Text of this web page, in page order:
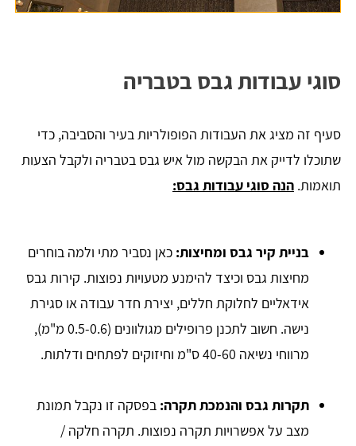
סוגי עבודות גבס בטבריה
סעיף זה מציג את העבודות הפופולריות בעיר והסביבה, כדי
שתוכלו לדייק את הבקשה מול איש גבס בטבריה ולקבל הצעות
תואמות. הנה סוגי עבודות גבס:
בניית קיר גבס ומחיצות: כאן נסביר מתי ולמה בוחרים
מחיצות גבס וכיצד להימנע מטעויות נפוצות. קירות גבס
אידאליים לחלוקת חללים, יצירת חדר עבודה או סגירת
נישה. חשוב לתכנן פרופילים מגולוונים (0.5-0.6 מ"מ),
מרווחי נשיאה 40-60 ס"מ וחיזוקים לפתחים ודלתות.
תקרות גבס והנמכת תקרה: בפסקה זו נקבל תמונת
מצב על אפשרויות תקרה נפוצות. תקרה חלקה /